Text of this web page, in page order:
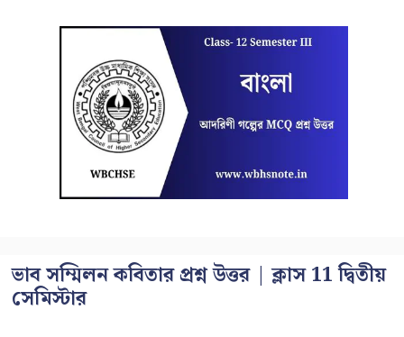
ভাব সম্মিলন কবিতার প্রশ্ন উত্তর | ক্লাস 11 দ্বিতীয়
সেমিস্টার